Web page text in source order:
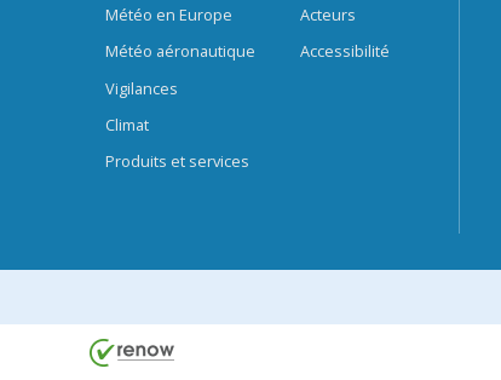
Météo en Europe
Météo aéronautique
Vigilances
Climat
Produits et services
Acteurs
Accessibilité